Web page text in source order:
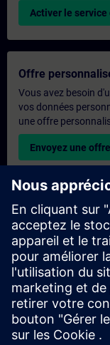
Activer le
Offre
Vous avez besoin
vos données
une offre
Envoyez une
Demande de
Veuillez remplir le
obtenir un devis
site, en ligne ou
type de demande
personnes ou
besoins en matière
notre part.
Demander un